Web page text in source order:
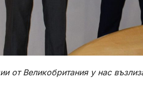
отВеликобритания у нас